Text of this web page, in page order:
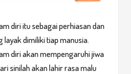
diri itu sebagai perhiasan dan
dimiliki tiap manusia.
diri akan mempengaruhi jiwa
sinilah akan lahir rasa malu